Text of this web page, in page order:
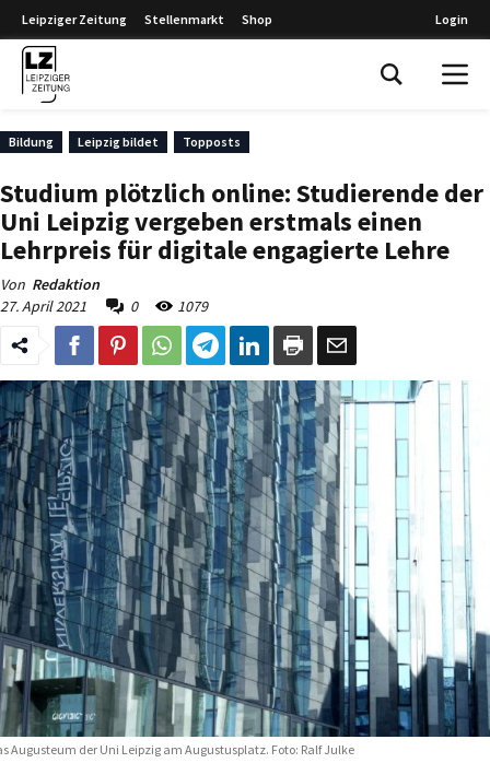
Leipziger Zeitung Stellenmarkt Shop Login
Bildung Leipzig bildet Topposts
Studium plötzlich online: Studierende der
Uni Leipzig vergeben erstmals einen
Lehrpreis für digitale engagierte Lehre
Von Redaktion
27. April 2021
0 1079
Augusteum der Uni Leipzig am Augustusplatz. Foto: Ralf Julke